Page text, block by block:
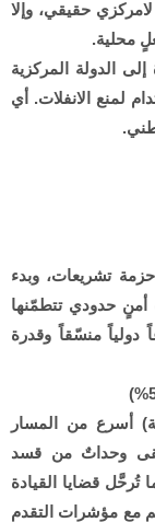
حقيقي، وإلا
محلية.
الدولة المركزية
لمنع الانفلات. أي
تشريعات، وبدء
أمنٍ حدودي تتطمّنها
دولياً منسّقاً وقدرة
أسرع من المسار
وحداتٌ من قسد
قضايا القيادة
للعام 2026. هذا ينسجم مع مؤشرات التقدم